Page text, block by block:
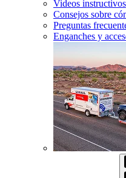
Videos instructivos
Consejos sobre
Preguntas
Enganches y